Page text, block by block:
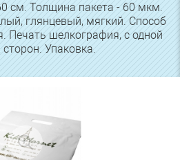
см. Толщина пакета - 60 мкм.
глянцевый, мягкий. Способ
Печать шелкография, с одной
сторон. Упаковка.